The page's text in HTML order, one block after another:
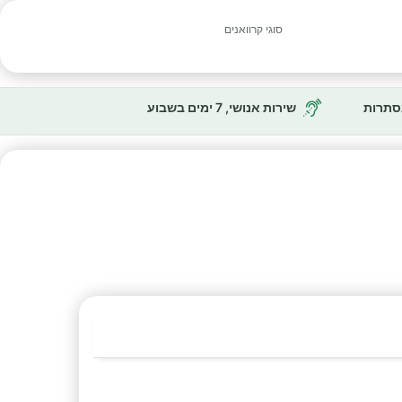
סוגי קרוואנים
שירות אנושי, 7 ימים בשבוע